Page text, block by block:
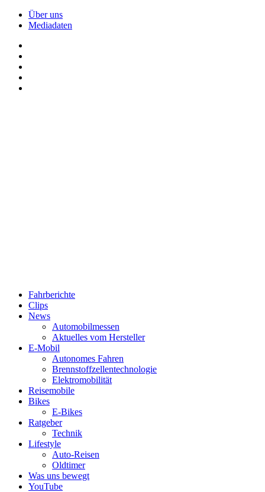
Über uns
Mediadaten
Fahrberichte
Clips
News
Automobilmessen
Aktuelles vom Hersteller
E-Mobil
Autonomes Fahren
Brennstoffzellentechnologie
Elektromobilität
Reisemobile
Bikes
E-Bikes
Ratgeber
Technik
Lifestyle
Auto-Reisen
Oldtimer
Was uns bewegt
YouTube